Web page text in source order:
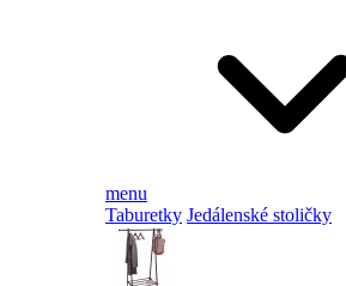
menu
Taburetky Jedálenské stoličky